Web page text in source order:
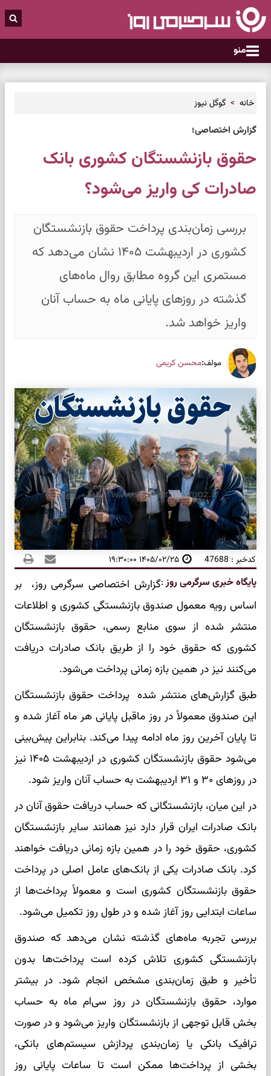
منو
خانه گوگل نیوز
گزارش اختصاصی؛
حقوق بازنشستگان کشوری بانک
صادرات کی واریز می‌شود؟
بررسی زمان‌بندی پرداخت حقوق بازنشستگان
کشوری در اردیبهشت ۱۴۰۵ نشان می‌دهد که
مستمری این گروه مطابق روال ماه‌های
گذشته در روزهای پایانی ماه به حساب آنان
واریز خواهد شد.
مولف:محسن کریمی
کدخبر : 47688 ۱۴۰۵/۰۲/۲۵ ۱۹:۳۰:۰۰
پایگاه خبری سرگرمی روز:گزارش اختصاصی سرگرمی روز، بر
اساس رویه معمول صندوق بازنشستگی کشوری و اطلاعات
منتشر شده از سوی منابع رسمی، حقوق بازنشستگان
کشوری که حقوق خود را از طریق بانک صادرات دریافت
می‌کنند نیز در همین بازه زمانی پرداخت می‌شود.
طبق گزارش‌های منتشر شده پرداخت حقوق بازنشستگان
این صندوق معمولاً در روز ماقبل پایانی هر ماه آغاز شده و
تا پایان آخرین روز ماه ادامه پیدا می‌کند. بنابراین پیش‌بینی
می‌شود حقوق بازنشستگان کشوری در اردیبهشت ۱۴۰۵ نیز
در روزهای ۳۰ و ۳۱ اردیبهشت به حساب آنان واریز شود.
در این میان، بازنشستگانی که حساب دریافت حقوق آنان در
بانک صادرات ایران قرار دارد نیز همانند سایر بازنشستگان
کشوری، حقوق خود را در همین بازه زمانی دریافت خواهند
کرد. بانک صادرات یکی از بانک‌های عامل اصلی در پرداخت
حقوق بازنشستگان کشوری است و معمولاً پرداخت‌ها از
ساعات ابتدایی روز آغاز شده و در طول روز تکمیل می‌شود.
بررسی تجربه ماه‌های گذشته نشان می‌دهد که صندوق
بازنشستگی کشوری تلاش کرده است پرداخت‌ها بدون
تأخیر و طبق زمان‌بندی مشخص انجام شود. در بیشتر
موارد، حقوق بازنشستگان در روز سی‌ام ماه به حساب
بخش قابل توجهی از بازنشستگان واریز می‌شود و در صورت
ترافیک بانکی یا زمان‌بندی پردازش سیستم‌های بانکی،
بخشی از پرداخت‌ها ممکن است تا ساعات پایانی روز